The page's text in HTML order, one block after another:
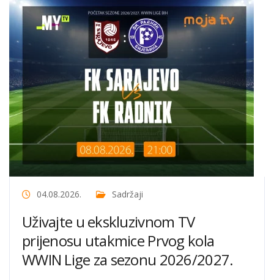
04.08.2026. Sadržaji
Uživajte u ekskluzivnom TV
prijenosu utakmice Prvog kola
WWIN Lige za sezonu 2026/2027.